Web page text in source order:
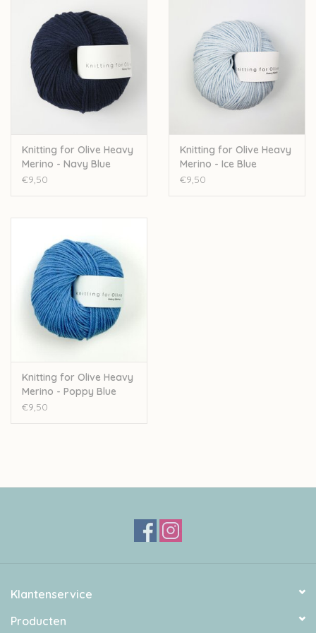
Knitting for Olive Heavy
Merino - Navy Blue
€9,50
Knitting for Olive Heavy
Merino - Ice Blue
€9,50
Knitting for Olive Heavy
Merino - Poppy Blue
€9,50
Klantenservice
Producten